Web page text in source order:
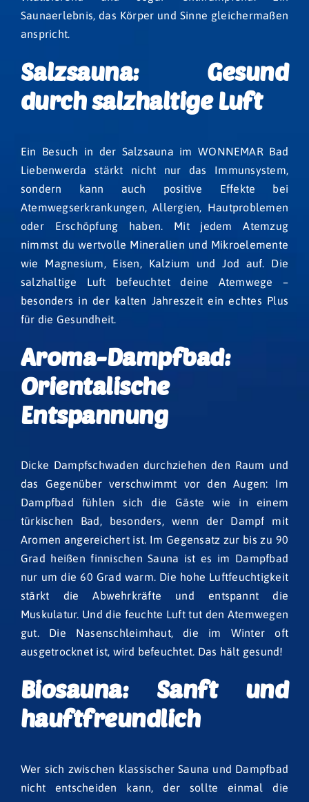
Saunaerlebnis, das Körper und Sinne gleichermaßen
anspricht.
Salzsauna: Gesund
durch salzhaltige Luft
Ein Besuch in der Salzsauna im WONNEMAR Bad
Liebenwerda stärkt nicht nur das Immunsystem,
sondern kann auch positive Effekte bei
Atemwegserkrankungen, Allergien, Hautproblemen
oder Erschöpfung haben. Mit jedem Atemzug
nimmst du wertvolle Mineralien und Mikroelemente
wie Magnesium, Eisen, Kalzium und Jod auf. Die
salzhaltige Luft befeuchtet deine Atemwege –
besonders in der kalten Jahreszeit ein echtes Plus
für die Gesundheit.
Aroma-Dampfbad:
Orientalische
Entspannung
Dicke Dampfschwaden durchziehen den Raum und
das Gegenüber verschwimmt vor den Augen: Im
Dampfbad fühlen sich die Gäste wie in einem
türkischen Bad, besonders, wenn der Dampf mit
Aromen angereichert ist. Im Gegensatz zur bis zu 90
Grad heißen finnischen Sauna ist es im Dampfbad
nur um die 60 Grad warm. Die hohe Luftfeuchtigkeit
stärkt die Abwehrkräfte und entspannt die
Muskulatur. Und die feuchte Luft tut den Atemwegen
gut. Die Nasenschleimhaut, die im Winter oft
ausgetrocknet ist, wird befeuchtet. Das hält gesund!
Biosauna: Sanft und
hauftfreundlich
Wer sich zwischen klassischer Sauna und Dampfbad
nicht entscheiden kann, der sollte einmal die